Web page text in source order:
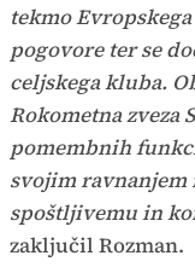
tekmo
pogovore ter se
celjskega kluba.
Rokometna
pomembnih
svojim
spoštljivemu in
zaključil Rozman.